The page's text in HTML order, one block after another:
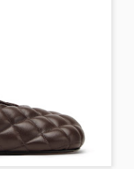
ve turuncu
hala Eylül başındaki
dolayı, kış
geçmeden
tadını
isterseniz,